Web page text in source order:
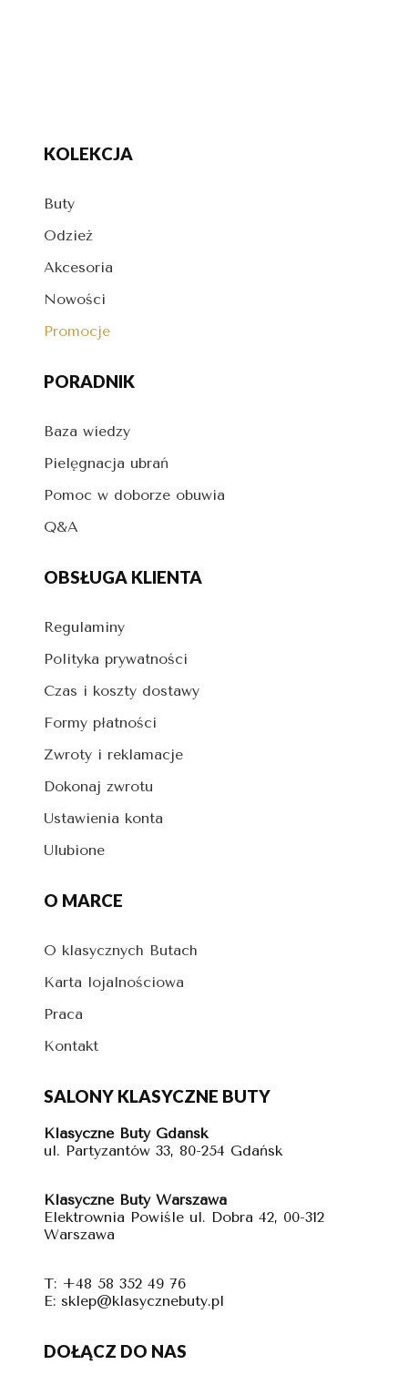
KOLEKCJA
Buty
Odzież
Akcesoria
Nowości
Promocje
PORADNIK
Baza wiedzy
Pielęgnacja ubrań
Pomoc w doborze obuwia
Q&A
OBSŁUGA KLIENTA
Regulaminy
Polityka prywatności
Czas i koszty dostawy
Formy płatności
Zwroty i reklamacje
Dokonaj zwrotu
Ustawienia konta
Ulubione
O MARCE
O klasycznych Butach
Karta lojalnościowa
Praca
Kontakt
SALONY KLASYCZNE BUTY
Klasyczne Buty Gdańsk
ul. Partyzantów 33, 80-254 Gdańsk
Klasyczne Buty Warszawa
Elektrownia Powiśle ul. Dobra 42, 00-312
Warszawa
T: +48 58 352 49 76
E: sklep@klasycznebuty.pl
DOŁĄCZ DO NAS